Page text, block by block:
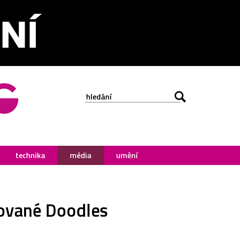
technika média umění
Doodles